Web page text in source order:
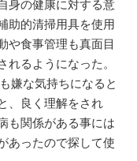
身の健康に対する意
助的清掃用具を使用
や食事管理も真面目
るようになった。
嫌な気持ちになると
、良く理解をされ
も関係がある事には
あったので探して使